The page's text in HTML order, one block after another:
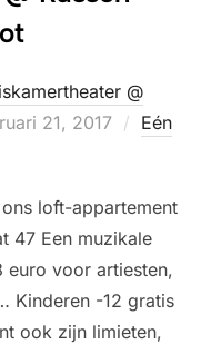
@
21, 2017
Eén
loft-appartement
47 Een muzikale
voor artiesten,
-12 gratis
ook zijn limieten,